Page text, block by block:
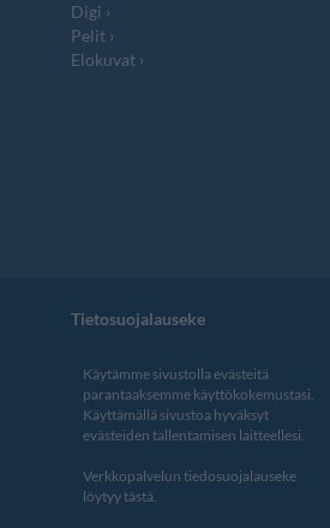
Digi
Pelit
Elokuvat
Tietosuojalauseke
Käytämme sivustolla evästeitä
parantaaksemme käyttökokemustasi.
Käyttämällä sivustoa hyväksyt
evästeiden tallentamisen laitteellesi.
Verkkopalvelun tiedosuojalauseke
löytyy tästä.